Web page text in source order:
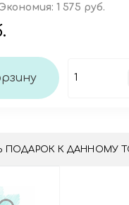
Экономия: 1 575 руб.
ПОДАРОК К ДАННОМУ